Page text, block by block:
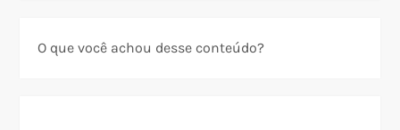
O que você achou desse conteúdo?